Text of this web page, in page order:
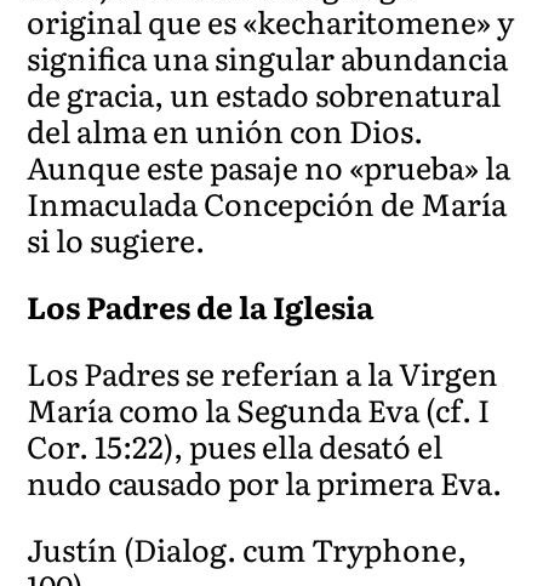
original que es «kecharitomene» y
significa una singular abundancia
de gracia, un estado sobrenatural
del alma en unión con Dios.
Aunque este pasaje no «prueba» la
Inmaculada Concepción de María
si lo sugiere.
Los Padres de la Iglesia
Los Padres se referían a la Virgen
María como la Segunda Eva (cf. I
Cor. 15:22), pues ella desató el
nudo causado por la primera Eva.
Justín (Dialog. cum Tryphone,